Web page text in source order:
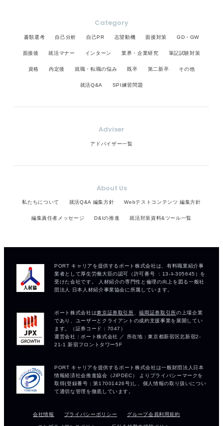
Category
書類選考 自己分析 自己PR 志望動機 面接対策 GD・GW
面接後 就活マナー インターン 業界・企業研究 筆記試験対策
資格 内定後 就職・転職の悩み 既卒 第二新卒 その他
就活Q&A SPI練習問題
Adviser
アドバイザー一覧
About Us
私たちについて 就活Q&A 編集方針 Webテストコンテンツ 編集方針
編集責任者メッセージ D&Iの推進 就活対策資料&ツール一覧
会社情報 プライバシーポリシー グループ会員利用規約